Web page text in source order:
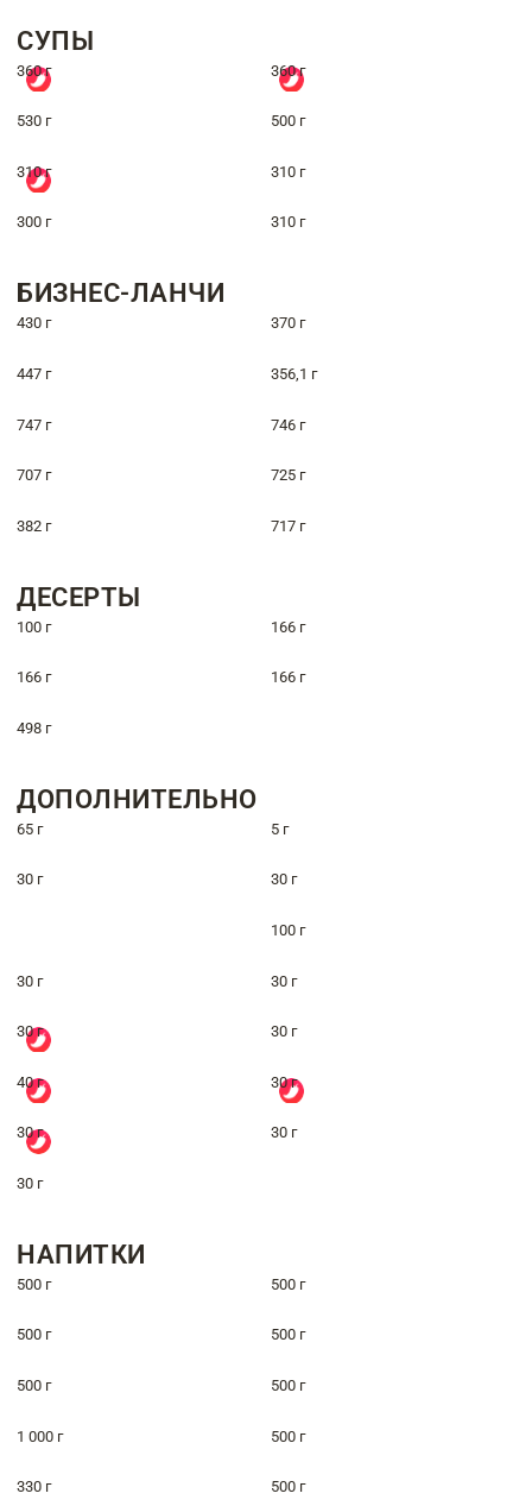
СУПЫ
360 г 360 г
530 г 500 г
310 г 310 г
300 г 310 г
БИЗНЕС-ЛАНЧИ
430 г 370 г
447 г 356,1 г
747 г 746 г
707 г 725 г
382 г 717 г
ДЕСЕРТЫ
100 г 166 г
166 г 166 г
498 г
ДОПОЛНИТЕЛЬНО
65 г 5 г
30 г 30 г
100 г
30 г 30 г
30 г 30 г
40 г 30 г
30 г 30 г
30 г
НАПИТКИ
500 г 500 г
500 г 500 г
500 г 500 г
1 000 г 500 г
330 г 500 г